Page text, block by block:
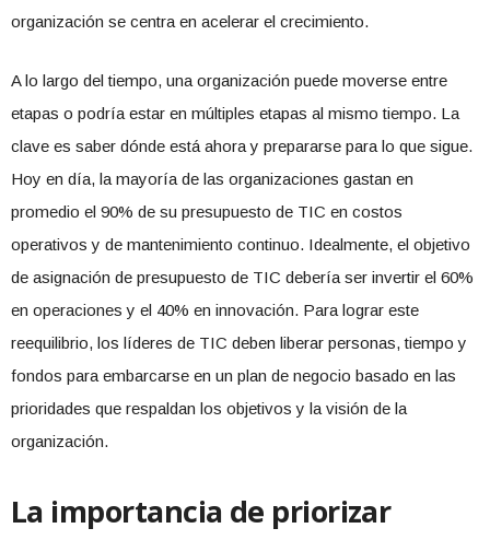
organización se centra en acelerar el crecimiento.
A lo largo del tiempo, una organización puede moverse entre
etapas o podría estar en múltiples etapas al mismo tiempo. La
clave es saber dónde está ahora y prepararse para lo que sigue.
Hoy en día, la mayoría de las organizaciones gastan en
promedio el 90% de su presupuesto de TIC en costos
operativos y de mantenimiento continuo. Idealmente, el objetivo
de asignación de presupuesto de TIC debería ser invertir el 60%
en operaciones y el 40% en innovación. Para lograr este
reequilibrio, los líderes de TIC deben liberar personas, tiempo y
fondos para embarcarse en un plan de negocio basado en las
prioridades que respaldan los objetivos y la visión de la
organización.
La importancia de priorizar